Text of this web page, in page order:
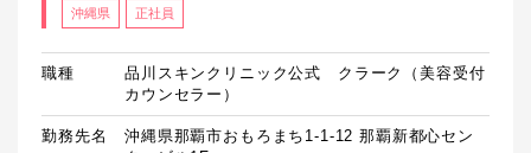
沖縄県 正社員
職種
品川スキンクリニック公式 クラーク（美容受付
カウンセラー）
勤務先名
沖縄県那覇市おもろまち1-1-12 那覇新都心セン